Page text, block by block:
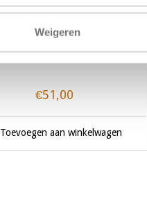
Weigeren
Mixermotor
€51,00
Toevoegen aan winkelwagen